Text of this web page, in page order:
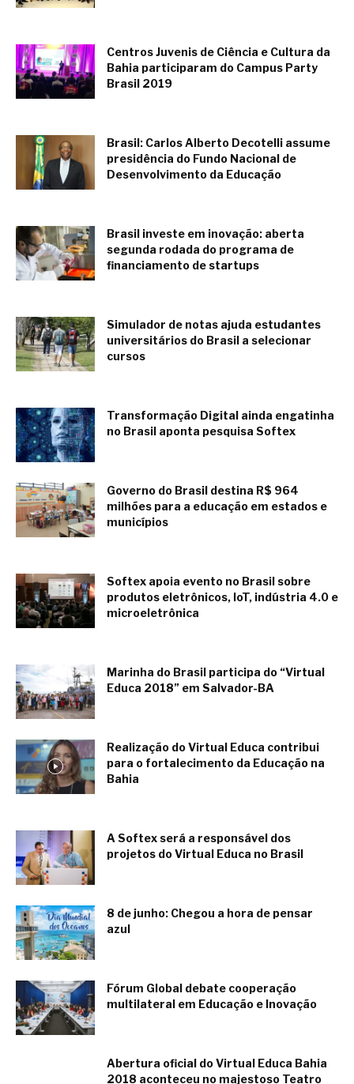
Centros Juvenis de Ciência e Cultura da
Bahia participaram do Campus Party
Brasil 2019
Brasil: Carlos Alberto Decotelli assume
presidência do Fundo Nacional de
Desenvolvimento da Educação
Brasil investe em inovação: aberta
segunda rodada do programa de
financiamento de startups
Simulador de notas ajuda estudantes
universitários do Brasil a selecionar
cursos
Transformação Digital ainda engatinha
no Brasil aponta pesquisa Softex
Governo do Brasil destina R$ 964
milhões para a educação em estados e
municípios
Softex apoia evento no Brasil sobre
produtos eletrônicos, IoT, indústria 4.0 e
microeletrônica
Marinha do Brasil participa do “Virtual
Educa 2018” em Salvador-BA
Realização do Virtual Educa contribui
para o fortalecimento da Educação na
Bahia
A Softex será a responsável dos
projetos do Virtual Educa no Brasil
8 de junho: Chegou a hora de pensar
azul
Fórum Global debate cooperação
multilateral em Educação e Inovação
Abertura oficial do Virtual Educa Bahia
2018 aconteceu no majestoso Teatro